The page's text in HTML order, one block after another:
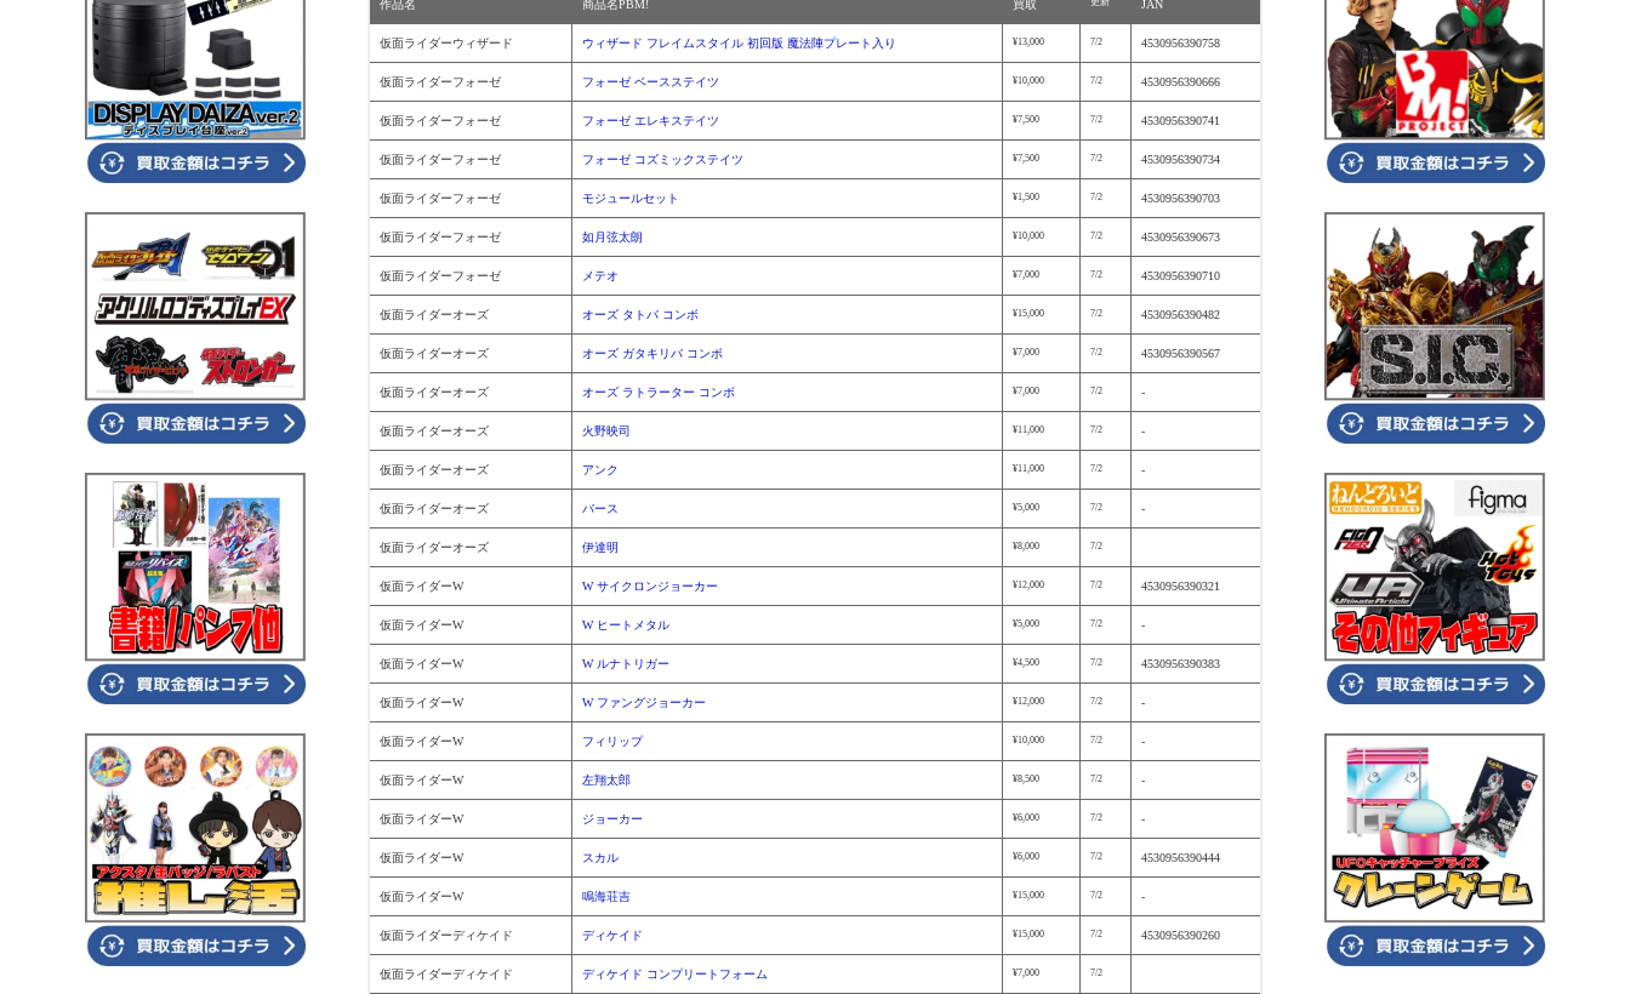
作品名 商品名PBM! 買取 JAN
仮面ライダーウィザード ウィザード フレイムスタイル 初回版 魔法陣プレート入り ¥13,000 7/2 4530956390758
仮面ライダーフォーゼ フォーゼ ベースステイツ ¥10,000 7/2 4530956390666
仮面ライダーフォーゼ フォーゼ エレキステイツ ¥7,500 7/2 4530956390741
仮面ライダーフォーゼ フォーゼ コズミックステイツ ¥7,500 7/2 4530956390734
仮面ライダーフォーゼ モジュールセット ¥1,500 7/2 4530956390703
仮面ライダーフォーゼ 如月弦太朗 ¥10,000 7/2 4530956390673
仮面ライダーフォーゼ メテオ ¥7,000 7/2 4530956390710
仮面ライダーオーズ オーズ タトバ コンボ ¥15,000 7/2 4530956390482
仮面ライダーオーズ オーズ ガタキリバ コンボ ¥7,000 7/2 4530956390567
仮面ライダーオーズ オーズ ラトラーター コンボ ¥7,000 7/2 -
仮面ライダーオーズ 火野映司 ¥11,000 7/2 -
仮面ライダーオーズ アンク ¥11,000 7/2 -
仮面ライダーオーズ バース ¥5,000 7/2 -
仮面ライダーオーズ 伊達明 ¥8,000 7/2
仮面ライダーW W サイクロンジョーカー ¥12,000 7/2 4530956390321
仮面ライダーW W ヒートメタル ¥5,000 7/2 -
仮面ライダーW W ルナトリガー ¥4,500 7/2 4530956390383
仮面ライダーW W ファングジョーカー ¥12,000 7/2 -
仮面ライダーW フィリップ ¥10,000 7/2 -
仮面ライダーW 左翔太郎 ¥8,500 7/2 -
仮面ライダーW ジョーカー ¥6,000 7/2 -
仮面ライダーW スカル ¥6,000 7/2 4530956390444
仮面ライダーW 鳴海荘吉 ¥15,000 7/2 -
仮面ライダーディケイド ディケイド ¥15,000 7/2 4530956390260
仮面ライダーディケイド ディケイド コンプリートフォーム ¥7,000 7/2